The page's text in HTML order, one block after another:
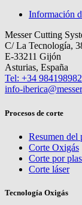
Información
Messer Cutting
C/ La Tecnología,
E-33211 Gijón
Asturias, España
Tel: +34 984198982
info-
Procesos de corte
Resumen del
Corte Oxigás
Corte por
Corte láser
Tecnología Oxigás